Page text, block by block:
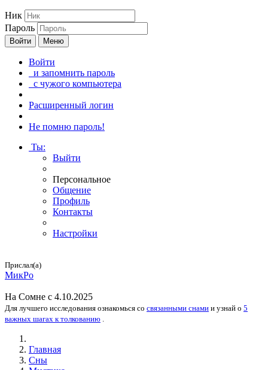
Ник
Пароль
Войти Меню
Войти
и запомнить пароль
с чужого компьютера
Расширенный логин
Не помню пароль!
Ты:
Выйти
Персональное
Общение
Профиль
Контакты
Настройки
Прислал(а)
МикРо
На Сомне с 4.10.2025
Для лучшего исследования ознакомься со связанными снами и узнай о 5
важных шагах к толкованию .
Главная
Сны